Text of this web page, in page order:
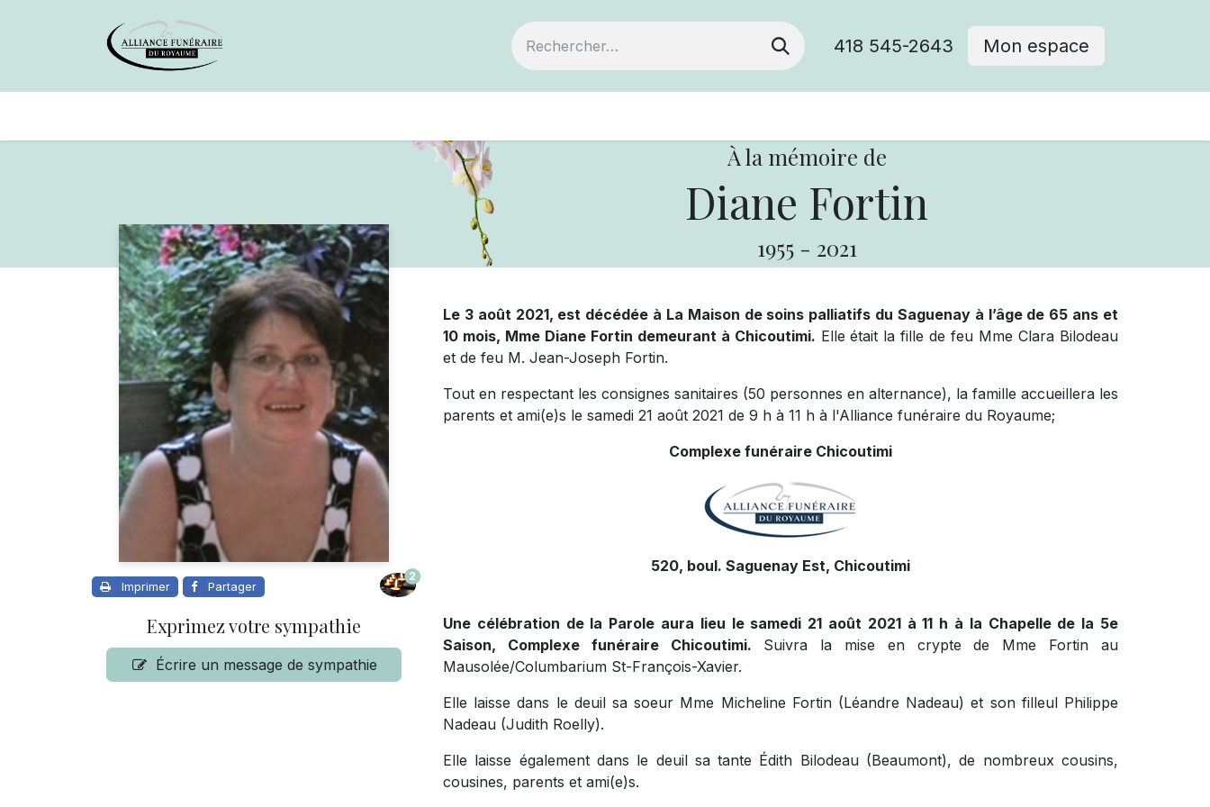
418 545-2643 Mon espace
À la mémoire de
Diane Fortin
1955 - 2021
Imprimer Partager
2
Exprimez votre sympathie
Écrire un message de sympathie
Le 3 août 2021, est décédée à La Maison de soins palliatifs du Saguenay à l’âge de 65 ans et
10 mois, Mme Diane Fortin demeurant à Chicoutimi. Elle était la fille de feu Mme Clara Bilodeau
et de feu M. Jean-Joseph Fortin.
Tout en respectant les consignes sanitaires (50 personnes en alternance), la famille accueillera les
parents et ami(e)s le samedi 21 août 2021 de 9 h à 11 h à l'Alliance funéraire du Royaume;
Complexe funéraire Chicoutimi
520, boul. Saguenay Est, Chicoutimi
Une célébration de la Parole aura lieu le samedi 21 août 2021 à 11 h à la Chapelle de la 5e
Saison, Complexe funéraire Chicoutimi. Suivra la mise en crypte de Mme Fortin au
Mausolée/Columbarium St-François-Xavier.
Elle laisse dans le deuil sa soeur Mme Micheline Fortin (Léandre Nadeau) et son filleul Philippe
Nadeau (Judith Roelly).
Elle laisse également dans le deuil sa tante Édith Bilodeau (Beaumont), de nombreux cousins,
cousines, parents et ami(e)s.